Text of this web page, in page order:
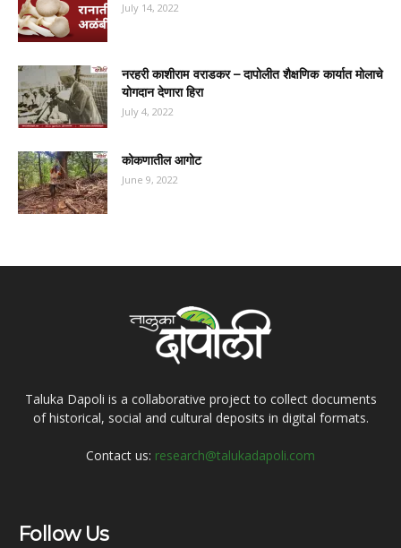
July 14, 2022
नरहरी काशीराम वराडकर – दापोलीत शैक्षणिक कार्यात मोलाचे
योगदान देणारा हिरा
July 4, 2022
कोकणातील आगोट
June 9, 2022
Taluka Dapoli is a collaborative project to collect documents
of historical, social and cultural deposits in digital formats.
Contact us: research@talukadapoli.com
Follow Us